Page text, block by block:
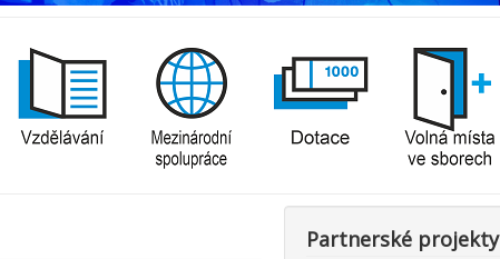
Partnerské projekty